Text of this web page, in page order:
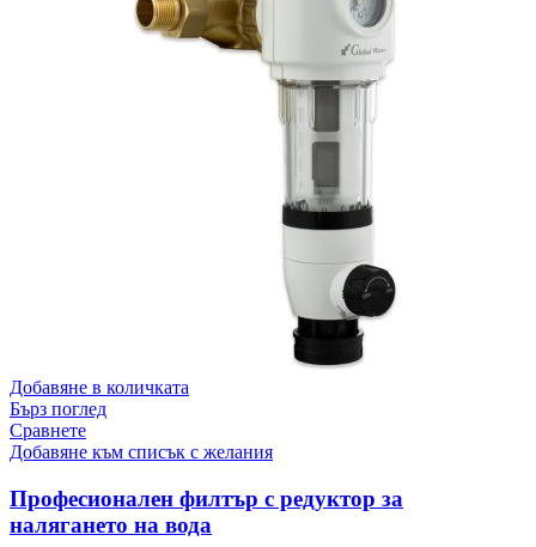
Добавяне в количката
Бърз поглед
Сравнете
Добавяне към списък с желания
Професионален филтър с редуктор за
налягането на вода